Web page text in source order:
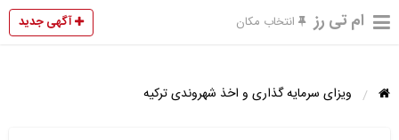
ام تی رز انتخاب مکان آگهی جدید
ویزای سرمایه گذاری و اخذ شهروندی ترکیه